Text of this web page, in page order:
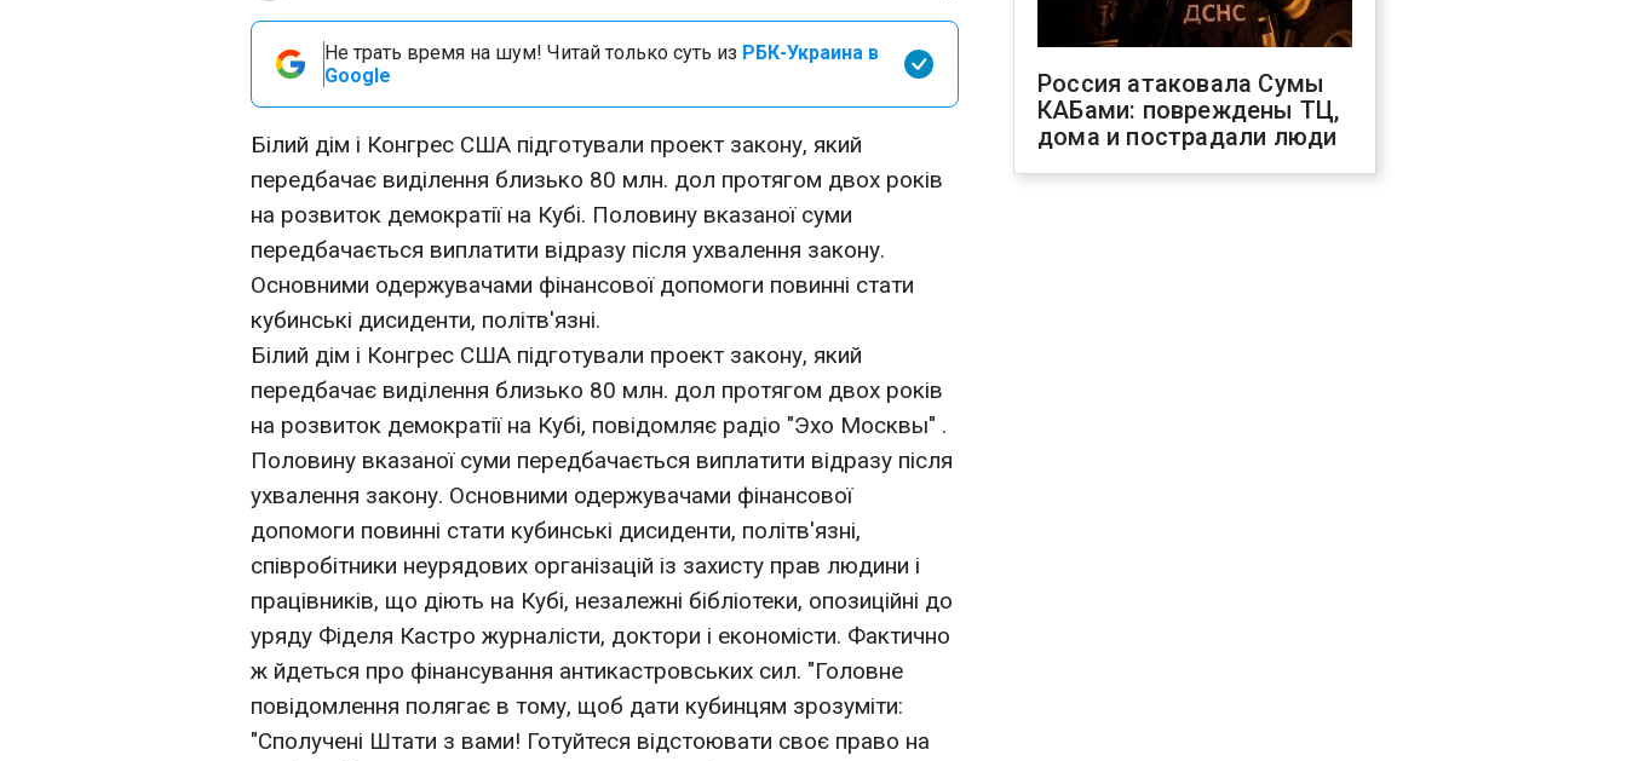
Не трать время на шум! Читай только суть из РБК-Украина в
Google
Білий дім і Конгрес США підготували проект закону, який
передбачає виділення близько 80 млн. дол протягом двох років
на розвиток демократії на Кубі. Половину вказаної суми
передбачається виплатити відразу після ухвалення закону.
Основними одержувачами фінансової допомоги повинні стати
кубинські дисиденти, політв'язні.
Білий дім і Конгрес США підготували проект закону, який
передбачає виділення близько 80 млн. дол протягом двох років
на розвиток демократії на Кубі, повідомляє радіо "Эхо Москвы" .
Половину вказаної суми передбачається виплатити відразу після
ухвалення закону. Основними одержувачами фінансової
допомоги повинні стати кубинські дисиденти, політв'язні,
співробітники неурядових організацій із захисту прав людини і
працівників, що діють на Кубі, незалежні бібліотеки, опозиційні до
уряду Фіделя Кастро журналісти, доктори і економісти. Фактично
ж йдеться про фінансування антикастровських сил. "Головне
повідомлення полягає в тому, щоб дати кубинцям зрозуміти:
"Сполучені Штати з вами! Готуйтеся відстоювати своє право на
Россия атаковала Сумы
КАБами: повреждены ТЦ,
дома и пострадали люди